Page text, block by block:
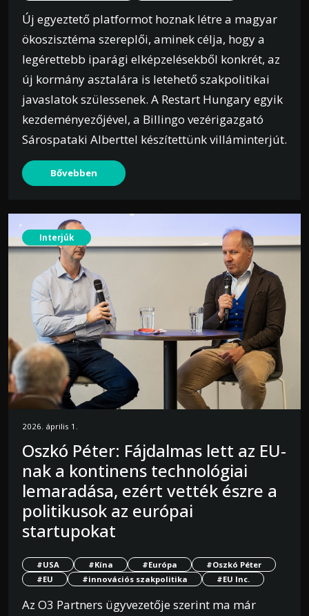
Új egyeztető platformot hoznak létre a magyar
ökoszisztéma szereplői, aminek célja, hogy a
legérettebb iparági elképzelésekből konkrét, az
új kormány asztalára is letehető szakpolitikai
javaslatok szülessenek. A Restart Hungary egyik
kezdeményezőjével, a Billingo vezérigazgató
Sárospataki Alberttel készítettünk villáminterjút.
Bővebben
Interjúk
2026. április 1.
Oszkó Péter: Fájdalmas lett az EU-
nak a kontinens technológiai
lemaradása, ezért vették észre a
politikusok az európai
startupokat
#USA #Kína #Európa
#Oszkó Péter
#EU
#innovációs szakpolitika #EU Inc.
Az O3 Partners ügyvezetője szerint ma már